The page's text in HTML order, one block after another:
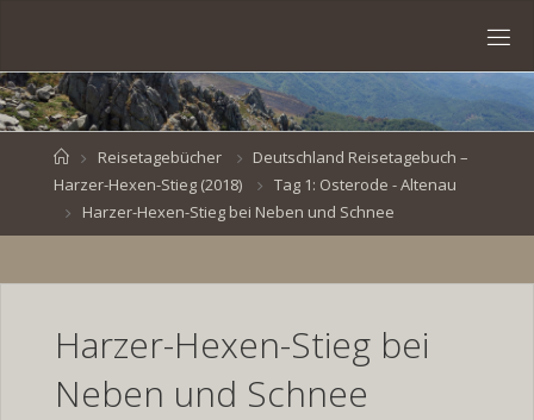
content
VEN
BR
DE
HomeReisetagebücher
Deutschland Reisetagebuch –
Harzer-Hexen-Stieg (2018)
Tag 1: Osterode - Altenau
Harzer-Hexen-Stieg bei Neben und Schnee
Harzer-Hexen-Stieg bei
Neben und Schnee